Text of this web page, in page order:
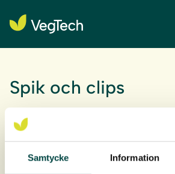
Samtycke Information
Spik och clips
Spik och clips till GardLiner